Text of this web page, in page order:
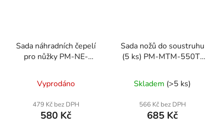
Sada náhradních čepelí
pro nůžky PM-NE-
Vyprodáno
479 Kč bez DPH
580 Kč
Sada nožů do soustruhu
(5 ks) PM-MTM-550T-
Skladem (>5 ks)
566 Kč bez DPH
685 Kč